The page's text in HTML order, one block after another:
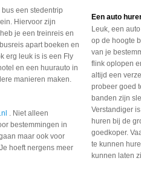
een stedentrip
Hiervoor zijn
je een treinreis en
apart boeken en
erg leuk is is een Fly
en een huurauto in
manieren maken.
. Niet alleen
bestemmingen in
maar ook voor
hoeft nergens meer
Een auto
Leuk, een
op de hoogte
van je
flink oplopen
altijd een
probeer goed
banden zijn
Verstandiger
huren bij de
goedkoper.
te kunnen
kunnen laten